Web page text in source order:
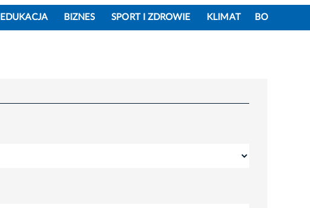
EDUKACJA BIZNES SPORT I ZDROWIE KLIMAT BO